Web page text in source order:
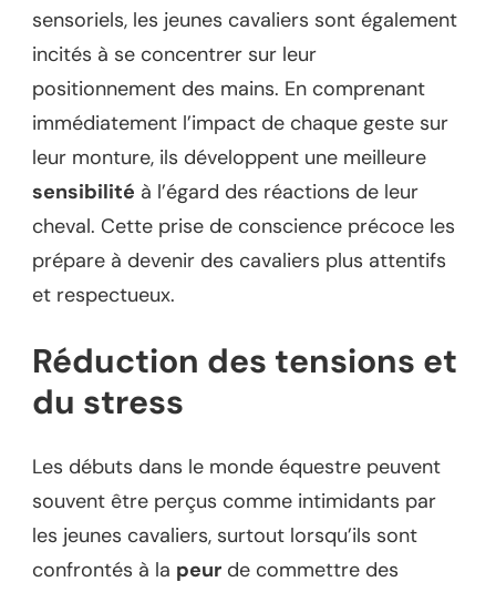
sensoriels, les jeunes cavaliers sont également
incités à se concentrer sur leur
positionnement des mains. En comprenant
immédiatement l’impact de chaque geste sur
leur monture, ils développent une meilleure
sensibilité à l’égard des réactions de leur
cheval. Cette prise de conscience précoce les
prépare à devenir des cavaliers plus attentifs
et respectueux.
Réduction des tensions et
du stress
Les débuts dans le monde équestre peuvent
souvent être perçus comme intimidants par
les jeunes cavaliers, surtout lorsqu’ils sont
confrontés à la peur de commettre des